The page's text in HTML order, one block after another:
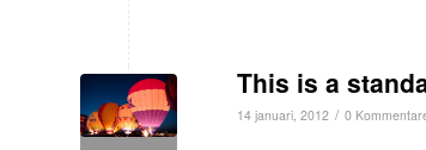
This is a
14 januari, 2012 / 0